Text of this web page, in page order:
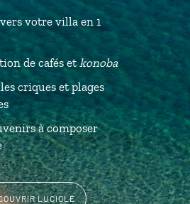
votre villa en 1
de cafés et konoba
criques et plages
à composer
LUCIOLE